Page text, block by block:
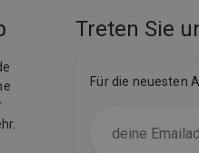
Treten Sie
Für die neuesten